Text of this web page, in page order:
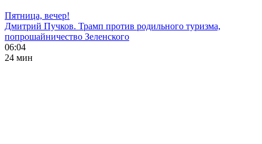
Пятница, вечер!
Дмитрий Пучков. Трамп против родильного туризма,
попрошайничество Зеленского
06:04
24 мин